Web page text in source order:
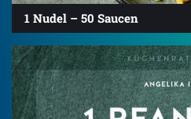
1 Nudel – 50 Saucen